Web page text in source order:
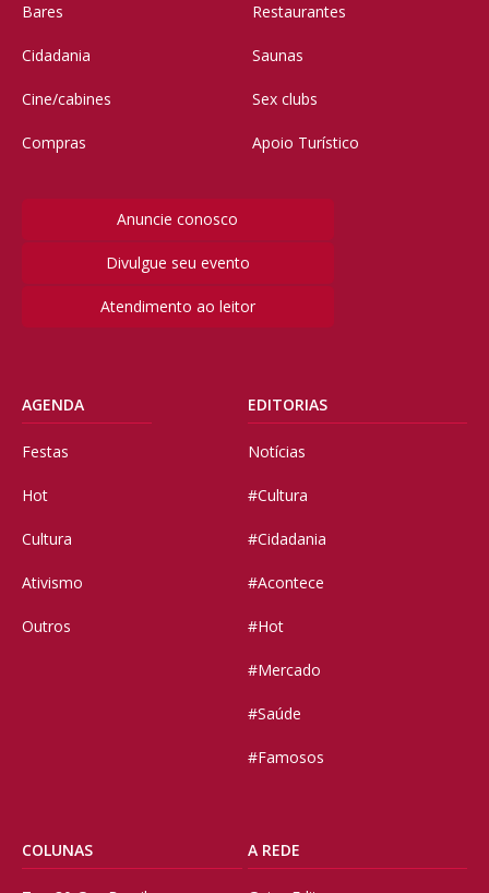
Bares
Cidadania
Cine/cabines
Compras
Restaurantes
Saunas
Sex clubs
Apoio Turístico
Anuncie conosco
Divulgue seu evento
Atendimento ao leitor
AGENDA
Festas
Hot
Cultura
Ativismo
Outros
EDITORIAS
Notícias
#Cultura
#Cidadania
#Acontece
#Hot
#Mercado
#Saúde
#Famosos
COLUNAS A REDE